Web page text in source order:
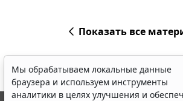
Показать все
Мы обрабатываем локальные данные
браузера и используем инструменты
аналитики в целях улучшения и